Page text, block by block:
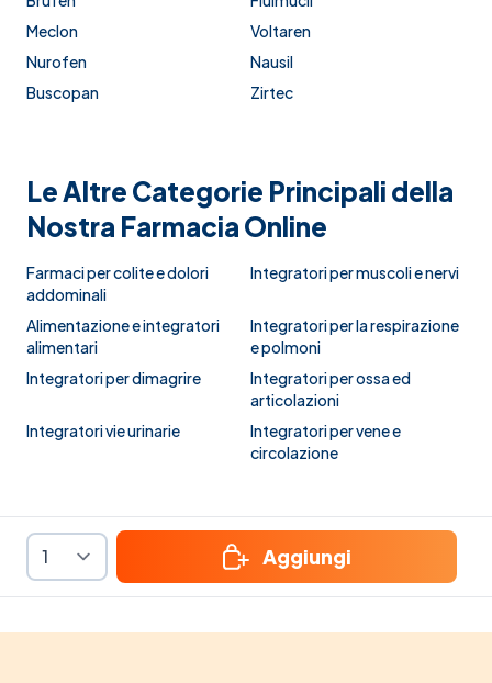
Meclon
Voltaren
Nurofen
Nausil
Buscopan
Zirtec
Le Altre Categorie Principali della
Nostra Farmacia Online
Farmaci per colite e dolori
addominali
Integratori per muscoli e nervi
Alimentazione e integratori
alimentari
Integratori per la respirazione
e polmoni
Integratori per dimagrire
Integratori per ossa ed
articolazioni
Integratori vie urinarie
Integratori per vene e
circolazione
Aggiungi